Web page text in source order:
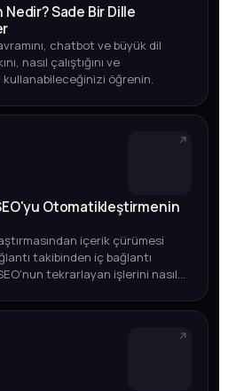
Nedir? Sade Bir Dille
chatbot ve büyük dil
nasıl çalıştığını ve
kullanabileceğinizi öğrenin.
Otomatikleştirmenin
içerik çürümesi
takibinden iç bağlantı
tekrarlayan işlerini nasıl